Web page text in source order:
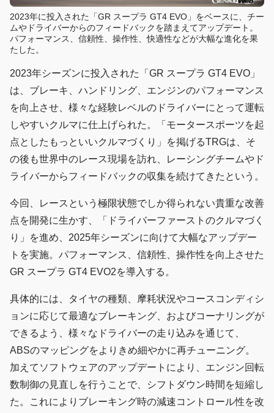
2023年に投入された「GR スープラ GT4 EVO」をベースに、チー
ムやドライバーからのフィードバックを踏まえてアップデート。
パフォーマンス、信頼性、操作性、快適性などが大幅な進化を果
たした。
2023年シーズンに投入された「GR スープラ GT4 EVO」
は、ブレーキ、ハンドリング、エンジンのパフォーマンス
を向上させ、様々な経験レベルのドライバーにとって運転
しやすいクルマに仕上げられた。「モータースポーツを起
点としたもっといいクルマづくり」を掲げるTRGは、そ
の後も世界中のレース現場を訪れ、レーシングチームやド
ライバーからフィードバックの収集を続けてきたという。
今回、レースという極限状態でしか得られない貴重な改善
点を開発に生かす、「ドライバーファーストのクルマづく
り」を進め、2025年シーズンに向けて大幅なアップデー
トを実施。パフォーマンス、信頼性、操作性を向上させた
GR スープラ GT4 EVO2を導入する。
具体的には、タイヤの種類、摩耗状況やコースコンディシ
ョンに応じて最適なブレーキング、およびコーナリングが
できるよう、様々なドライバーの走り込みを通じて、
ABSのマッピングをよりきめ細やかに再チューニング。
加えてソフトウェアのアップデートにより、エンジン回転
数制御の見直しを行うことで、シフトダウン時間を短縮し
た。これによりブレーキング時の減速コントロール性を改